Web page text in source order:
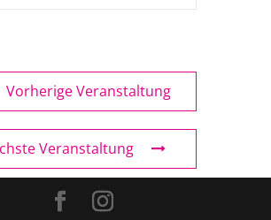
Vorherige Veranstaltung
Veranstaltung